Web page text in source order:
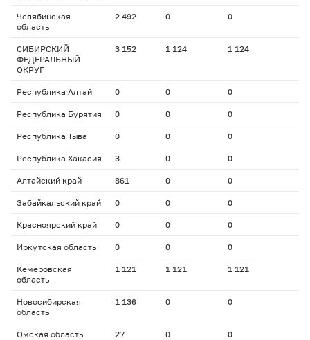
Челябинская
область
2 492 0 0
СИБИРСКИЙ
ФЕДЕРАЛЬНЫЙ
ОКРУГ
3 152 1 124 1 124
Республика Алтай 0 0 0
Республика Бурятия 0 0 0
Республика Тыва 0 0 0
Республика Хакасия 3 0 0
Алтайский край 861 0 0
Забайкальский край 0 0 0
Красноярский край 0 0 0
Иркутская область 0 0 0
Кемеровская
область
1 121 1 121 1 121
Новосибирская
область
1 136 0 0
Омская область 27 0 0